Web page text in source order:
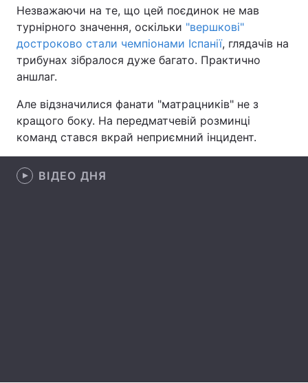
Спорт Наука
Техно і зв'язок Лайт
Зброя
Здоров'я Туризм
Цікавинки Погода
Екологія
Незважаючи на те, що цей поєдинок не мав
турнірного значення, оскільки "вершкові"
достроково стали чемпіонами Іспанії, глядачів на
трибунах зібралося дуже багато. Практично
аншлаг.
Але відзначилися фанати "матрацників" не з
кращого боку. На передматчевій розминці
команд стався вкрай неприємний інцидент.
ВІДЕО ДНЯ